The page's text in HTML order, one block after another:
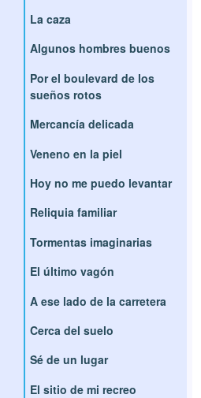
La caza
Algunos hombres buenos
Por el boulevard de los
sueños rotos
Mercancía delicada
Veneno en la piel
Hoy no me puedo levantar
Reliquia familiar
Tormentas imaginarias
El último vagón
A ese lado de la carretera
Cerca del suelo
Sé de un lugar
El sitio de mi recreo